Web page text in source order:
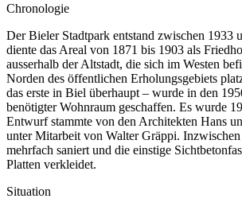
Chronologie
Der Bieler Stadtpark entstand zwischen 1933
diente das Areal von 1871 bis 1903 als
ausserhalb der Altstadt, die sich im Westen
Norden des öffentlichen Erholungsgebiets
das erste in Biel überhaupt – wurde in den
benötigter Wohnraum geschaffen. Es wurde
Entwurf stammte von den Architekten Hans
unter Mitarbeit von Walter Gräppi.
mehrfach saniert und die einstige
Platten verkleidet.
Situation